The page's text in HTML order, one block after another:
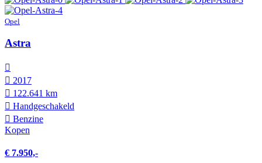
Opel
Astra
2017
122.641 km
Hand­geschakeld
Benzine
Kopen
€ 7.950,-